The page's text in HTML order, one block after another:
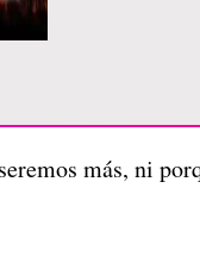
más, ni